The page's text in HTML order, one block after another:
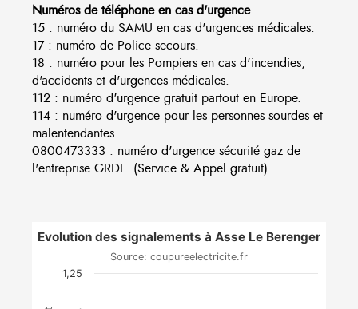
Numéros de téléphone en cas d'urgence
15 : numéro du SAMU en cas d'urgences médicales.
17 : numéro de Police secours.
18 : numéro pour les Pompiers en cas d'incendies,
d'accidents et d'urgences médicales.
112 : numéro d'urgence gratuit partout en Europe.
114 : numéro d'urgence pour les personnes sourdes et
malentendantes.
0800473333 : numéro d'urgence sécurité gaz de
l'entreprise GRDF. (Service & Appel gratuit)
Evolution des signalements à Asse Le Berenger
Source: coupureelectricite.fr
1,25